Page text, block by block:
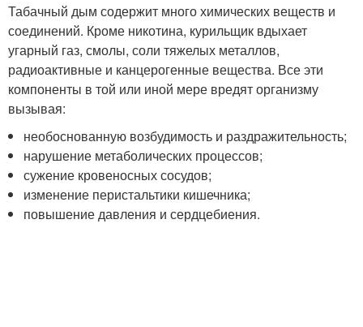
Табачный дым содержит много химических веществ и
соединений. Кроме никотина, курильщик вдыхает
угарный газ, смолы, соли тяжелых металлов,
радиоактивные и канцерогенные вещества. Все эти
компоненты в той или иной мере вредят организму
вызывая:
необоснованную возбудимость и раздражительность;
нарушение метаболических процессов;
сужение кровеносных сосудов;
изменение перистальтики кишечника;
повышение давления и сердцебиения.